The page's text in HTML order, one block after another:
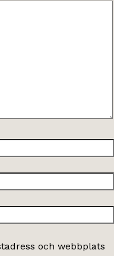
och webbplats